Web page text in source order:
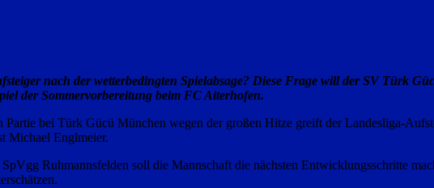
nach der wetterbedingten Spielabsage? Diese Frage will der SV Türk
der Sommervorbereitung beim FC Aiterhofen.
Partie bei Türk Gücü München wegen der großen Hitze greift der Landesliga-
Michael Englmeier.
Ruhmannsfelden soll die Mannschaft die nächsten Entwicklungsschritte